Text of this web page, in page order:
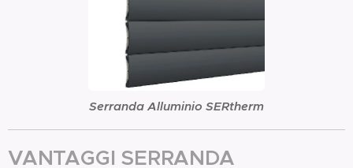
Serranda Alluminio SERtherm
VANTAGGI SERRANDA